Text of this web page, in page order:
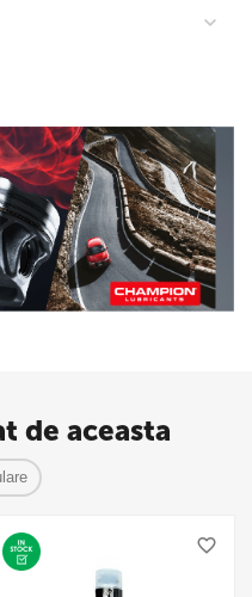
de aceasta